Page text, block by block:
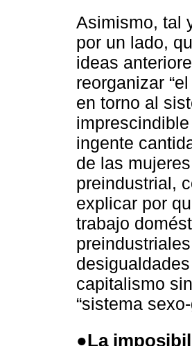
Asimismo, tal
por un lado,
ideas
reorganizar
en torno al
ingente
de las
preindustrial,
explicar por
trabajo
capitalismo
“sistema
●La